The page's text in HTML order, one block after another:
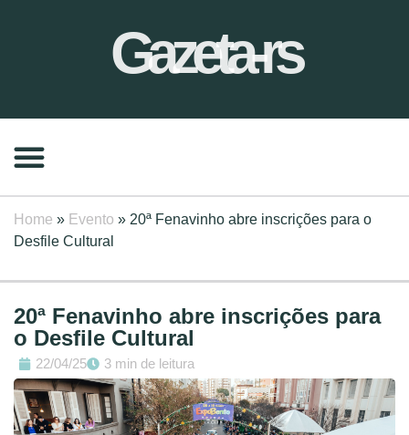
Gazeta-rs
Home » Evento » 20ª Fenavinho abre inscrições para o
Desfile Cultural
20ª Fenavinho abre inscrições para
o Desfile Cultural
22/04/25 3 min de leitura